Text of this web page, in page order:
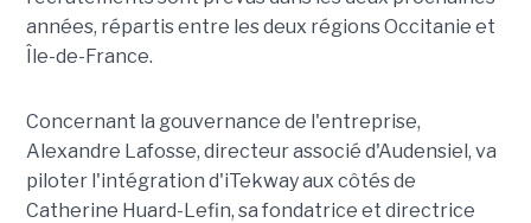
années, répartis entre les deux régions Occitanie et
Île-de-France.
Concernant la gouvernance de l'entreprise,
Alexandre Lafosse, directeur associé d'Audensiel, va
piloter l'intégration d'iTekway aux côtés de
Catherine Huard-Lefin, sa fondatrice et directrice